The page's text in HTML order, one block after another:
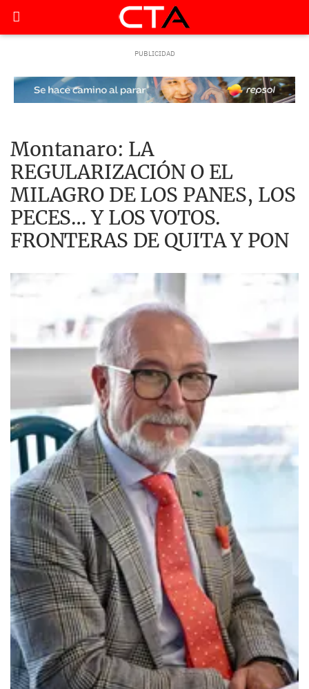
Montanaro: LA
REGULARIZACIÓN O EL
MILAGRO DE LOS PANES, LOS
PECES… Y LOS VOTOS.
FRONTERAS DE QUITA Y PON